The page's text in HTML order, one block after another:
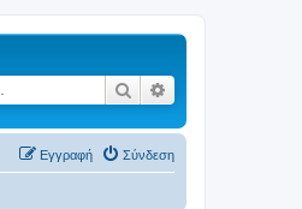
Αναζήτηση
Σύνδεση
Εγγραφή